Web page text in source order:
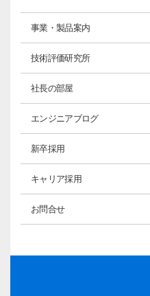
事業・製品案内
技術評価研究所
社長の部屋
エンジニアブログ
新卒採用
キャリア採用
お問合せ